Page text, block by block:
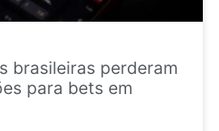
brasileiras perderam
para bets em